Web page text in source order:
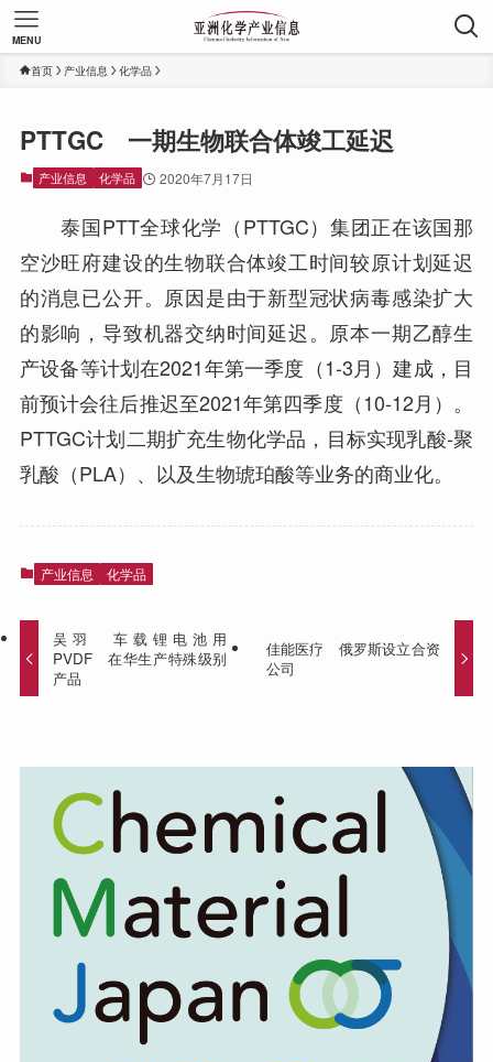
MENU
首页 产业信息 化学品
PTTGC 一期生物联合体竣工延迟
产业信息 化学品 2020年7月17日
泰国PTT全球化学（PTTGC）集团正在该国那
空沙旺府建设的生物联合体竣工时间较原计划延迟
的消息已公开。原因是由于新型冠状病毒感染扩大
的影响，导致机器交纳时间延迟。原本一期乙醇生
产设备等计划在2021年第一季度（1-3月）建成，目
前预计会往后推迟至2021年第四季度（10-12月）。
PTTGC计划二期扩充生物化学品，目标实现乳酸-聚
乳酸（PLA）、以及生物琥珀酸等业务的商业化。
产业信息 化学品
吴羽 车载锂电池用
PVDF 在华生产特殊级别
产品
佳能医疗 俄罗斯设立合资
公司